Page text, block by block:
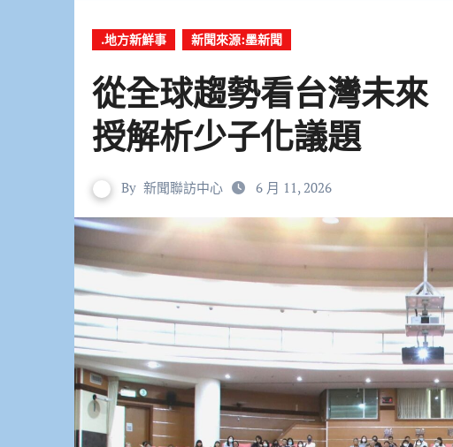
.地方新鮮事 新聞來源:墨新聞
從全球趨勢看台灣未
授解析少子化議題
By 新聞聯訪中心 6 月 11, 2026